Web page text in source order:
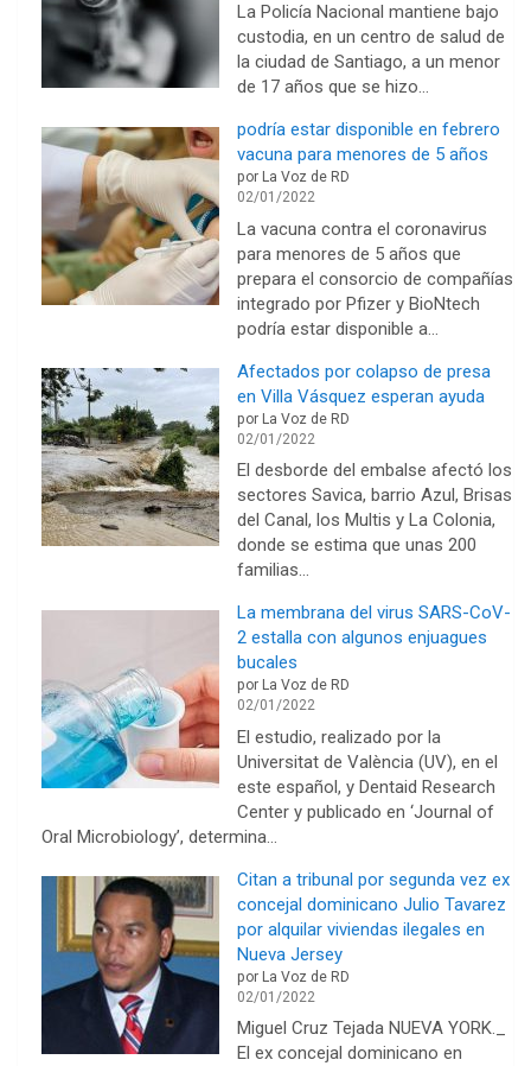
La Policía Nacional mantiene bajo
custodia, en un centro de salud de
la ciudad de Santiago, a un menor
de 17 años que se hizo…
podría estar disponible en febrero
vacuna para menores de 5 años
por La Voz de RD
02/01/2022
La vacuna contra el coronavirus
para menores de 5 años que
prepara el consorcio de compañías
integrado por Pfizer y BioNtech
podría estar disponible a…
Afectados por colapso de presa
en Villa Vásquez esperan ayuda
por La Voz de RD
02/01/2022
El desborde del embalse afectó los
sectores Savica, barrio Azul, Brisas
del Canal, los Multis y La Colonia,
donde se estima que unas 200
familias…
La membrana del virus SARS-CoV-
2 estalla con algunos enjuagues
bucales
por La Voz de RD
02/01/2022
El estudio, realizado por la
Universitat de València (UV), en el
este español, y Dentaid Research
Center y publicado en ‘Journal of
Oral Microbiology’, determina…
Citan a tribunal por segunda vez ex
concejal dominicano Julio Tavarez
por alquilar viviendas ilegales en
Nueva Jersey
por La Voz de RD
02/01/2022
Miguel Cruz Tejada NUEVA YORK._
El ex concejal dominicano en